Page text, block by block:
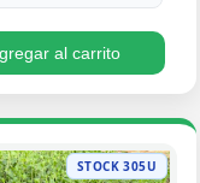
al carrito
STOCK 305U